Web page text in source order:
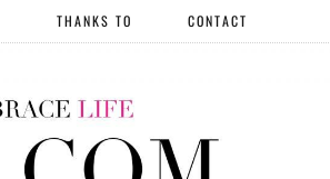
THANKS TO CONTACT